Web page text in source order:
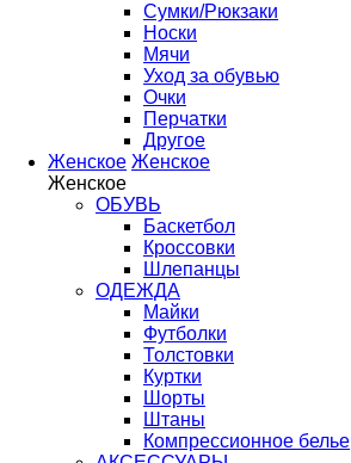
Сумки/Рюкзаки
Носки
Мячи
Уход за обувью
Очки
Перчатки
Другое
Женское Женское
Женское
ОБУВЬ
Баскетбол
Кроссовки
Шлепанцы
ОДЕЖДА
Майки
Футболки
Толстовки
Куртки
Шорты
Штаны
Компрессионное белье